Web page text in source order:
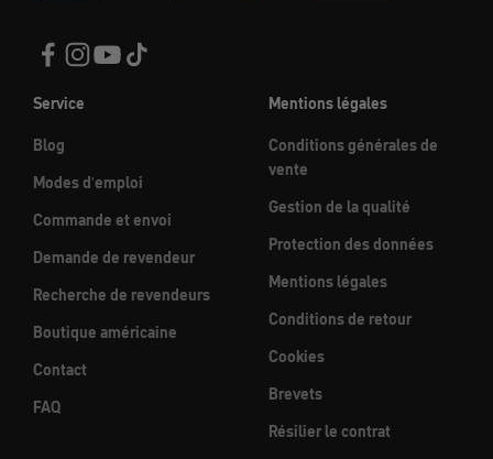
Service
Blog
Modes d'emploi
Commande et envoi
Demande de revendeur
Recherche de revendeurs
Boutique américaine
Contact
FAQ
Mentions légales
Conditions générales de
vente
Gestion de la qualité
Protection des données
Mentions légales
Conditions de retour
Cookies
Brevets
Résilier le contrat